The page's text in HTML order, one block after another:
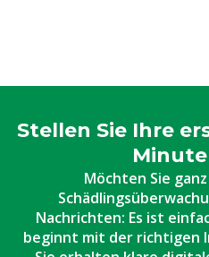
Stellen Sie Ihre
Möchten Sie
Nachrichten: Es ist
beginnt mit der richtigen